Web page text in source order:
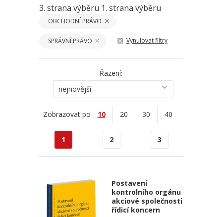
3. strana výběru 1. strana výběru
OBCHODNÍ PRÁVO
SPRÁVNÍ PRÁVO Vynulovat filtry
Řazení:
nejnovější
Zobrazovat po 10 20 30 40
1 2 3
Postavení
kontrolního orgánu
akciové společnosti
řídicí koncern